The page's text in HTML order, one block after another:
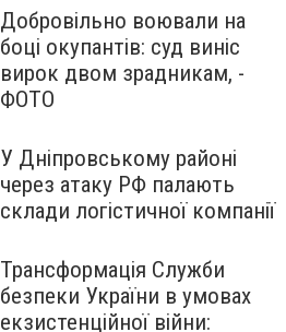
Добровільно воювали на
боці окупантів: суд виніс
вирок двом зрадникам, -
ФОТО
У Дніпровському районі
через атаку РФ палають
склади логістичної компанії
Трансформація Служби
безпеки України в умовах
екзистенційної війни: